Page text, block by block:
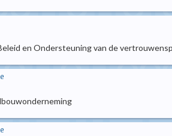
en Ondersteuning van de